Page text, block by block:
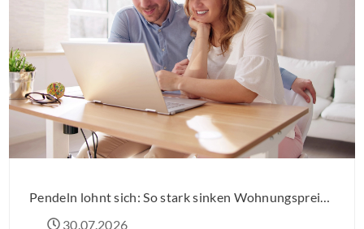
Pendeln lohnt sich: So stark sinken Wohnungspreise im Umland
30.07.2026